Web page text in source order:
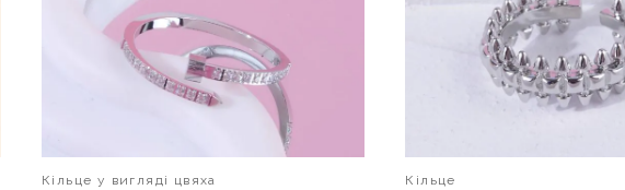
Кільце у вигляді цвяха Кільце